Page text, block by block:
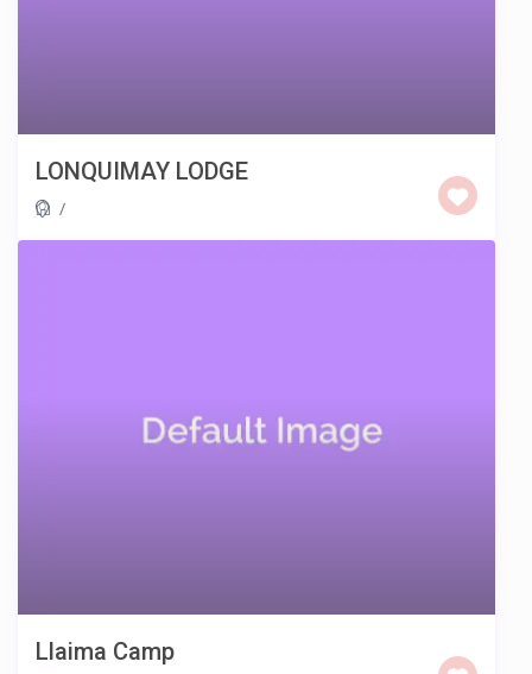
LONQUIMAY LODGE
/
Llaima Camp